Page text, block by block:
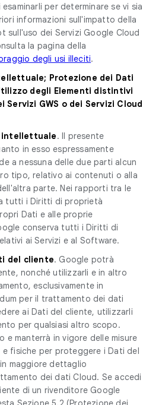
per determinare se vi sia
informazioni sull'impatto della
sull'uso dei Servizi Google Cloud
la pagina della
degli usi illeciti.
Protezione dei Dati
degli Elementi distintivi
GWS o dei Servizi Cloud
. Il presente
in esso espressamente
a nessuna delle due parti alcun
tipo, relativo ai contenuti o alla
parte. Nei rapporti tra le
tutti i Diritti di proprietà
Dati e alle proprie
conserva tutti i Diritti di
ai Servizi e al Software.
del cliente. Google potrà
nonché utilizzarli e in altro
esclusivamente in
per il trattamento dei dati
ai Dati del cliente, utilizzarli
per qualsiasi altro scopo.
e manterrà in vigore delle misure
fisiche per proteggere i Dati del
maggiore dettaglio
dei dati Cloud. Se accedi
di un rivenditore Google